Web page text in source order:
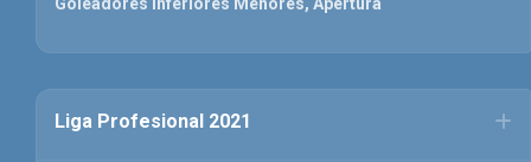
Liga Profesional 2021